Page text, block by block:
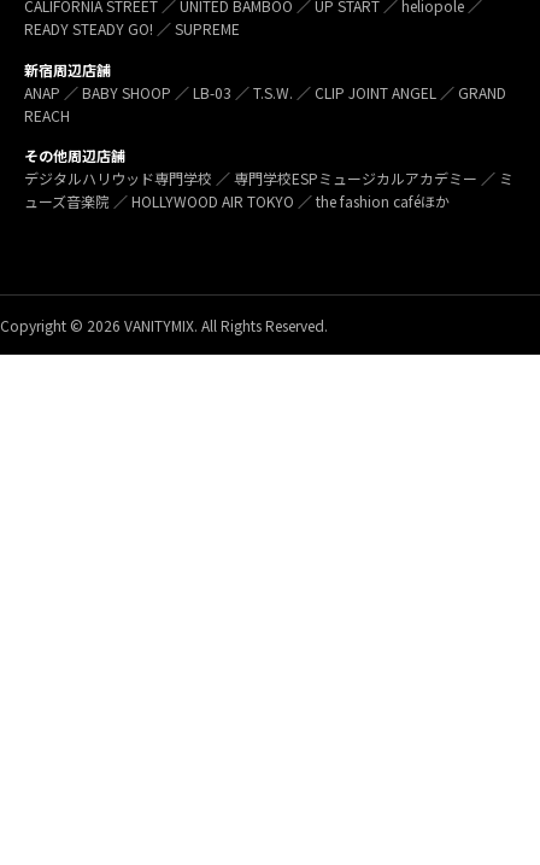
CALIFORNIA STREET ／ UNITED BAMBOO ／ UP START ／ heliopole ／
READY STEADY GO! ／ SUPREME
新宿周辺店舗
ANAP ／ BABY SHOOP ／ LB-03 ／ T.S.W. ／ CLIP JOINT ANGEL ／ GRAND
REACH
その他周辺店舗
デジタルハリウッド専門学校 ／ 専門学校ESPミュージカルアカデミー ／ ミ
ューズ音楽院 ／ HOLLYWOOD AIR TOKYO ／ the fashion caféほか
Copyright © 2026 VANITYMIX. All Rights Reserved.